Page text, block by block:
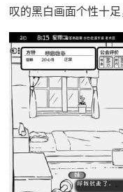
叹的黑白画面个性十